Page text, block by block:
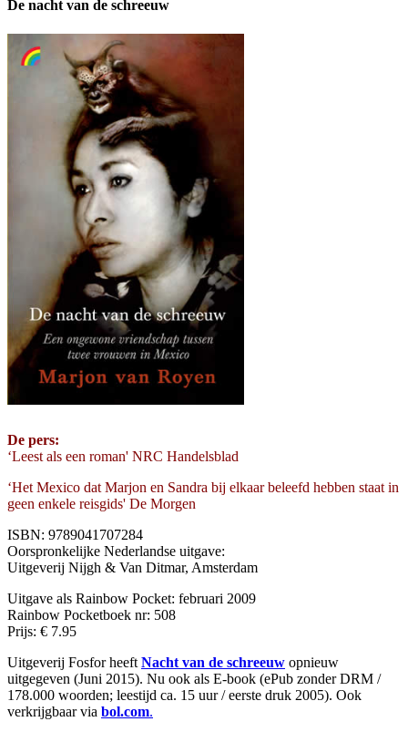
De nacht van de schreeuw
De pers:
‘Leest als een roman' NRC Handelsblad
‘Het Mexico dat Marjon en Sandra bij elkaar beleefd hebben staat in
geen enkele reisgids' De Morgen
ISBN: 9789041707284
Oorspronkelijke Nederlandse uitgave:
Uitgeverij Nijgh & Van Ditmar, Amsterdam
Uitgave als Rainbow Pocket: februari 2009
Rainbow Pocketboek nr: 508
Prijs: € 7.95
Uitgeverij Fosfor heeft Nacht van de schreeuw opnieuw
uitgegeven (Juni 2015). Nu ook als E-book (ePub zonder DRM /
178.000 woorden; leestijd ca. 15 uur / eerste druk 2005). Ook
verkrijgbaar via bol.com.